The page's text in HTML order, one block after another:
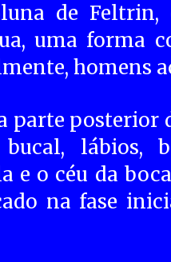
de
uma forma
homens
parte posterior
lábios,
e o céu da
na fase